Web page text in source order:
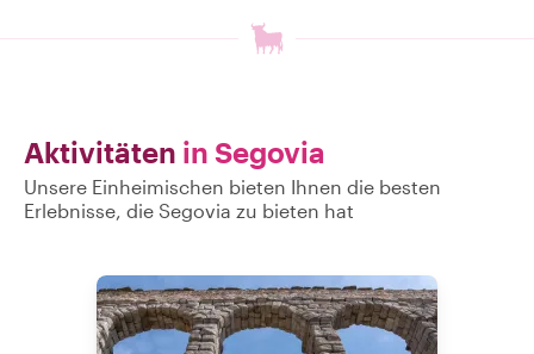
Aktivitäten in Segovia
Unsere Einheimischen bieten Ihnen die besten
Erlebnisse, die Segovia zu bieten hat